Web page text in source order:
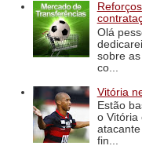
Olá
sobre
co...
Vitória
Estão
o Vitória
fin...